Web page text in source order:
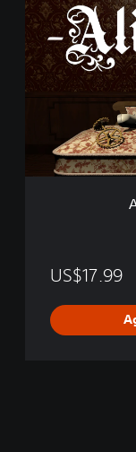
l
s
a
D
e
p
US$17.99